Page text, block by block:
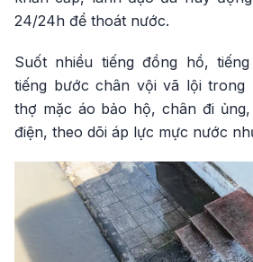
24/24h để thoát nước.
Suốt nhiều tiếng đồng hồ,
tiếng bước chân vội vã lội trong
thợ mặc áo bảo hộ, chân đi
điện, theo dõi áp lực mực nước